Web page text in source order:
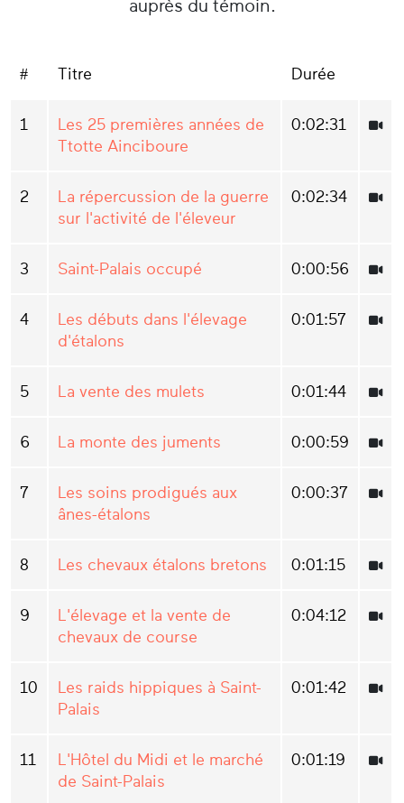
auprès du témoin.
# Titre Durée
1
Les 25 premières années de
Ttotte Ainciboure
0:02:31
2
La répercussion de la guerre
sur l'activité de l'éleveur
0:02:34
3 Saint-Palais occupé 0:00:56
4
Les débuts dans l'élevage
d'étalons
0:01:57
5 La vente des mulets 0:01:44
6 La monte des juments 0:00:59
7
Les soins prodigués aux
ânes-étalons
0:00:37
8 Les chevaux étalons bretons 0:01:15
9
L'élevage et la vente de
chevaux de course
0:04:12
10
Les raids hippiques à Saint-
Palais
0:01:42
11
L'Hôtel du Midi et le marché
de Saint-Palais
0:01:19